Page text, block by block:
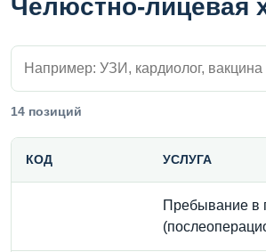
Челюстно-лицевая
Поиск внутри прайса
14 позиций
КОД УСЛУГА
Пребывание в